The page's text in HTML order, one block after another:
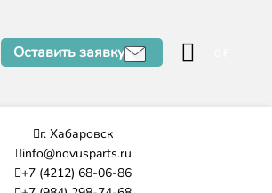
Оставить заявку
г. Хабаровск
info@novusparts.ru
+7 (4212) 68-06-86